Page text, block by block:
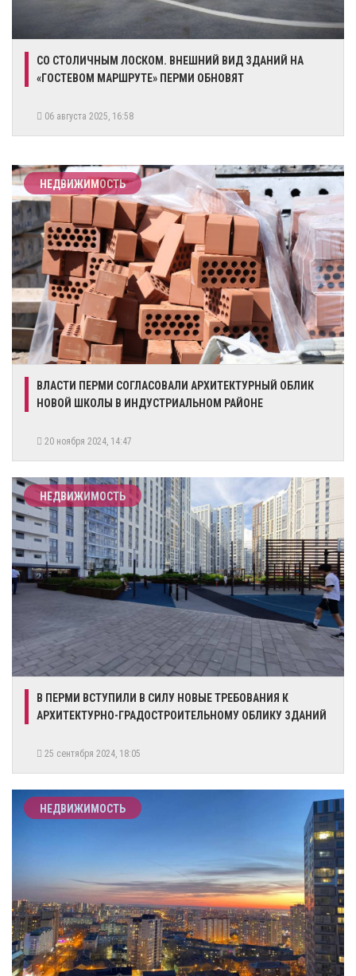
СО СТОЛИЧНЫМ ЛОСКОМ. ВНЕШНИЙ ВИД ЗДАНИЙ НА
«ГОСТЕВОМ МАРШРУТЕ» ПЕРМИ ОБНОВЯТ
06 августа 2025, 16:58
НЕДВИЖИМОСТЬ
​ВЛАСТИ ПЕРМИ СОГЛАСОВАЛИ АРХИТЕКТУРНЫЙ ОБЛИК
НОВОЙ ШКОЛЫ В ИНДУСТРИАЛЬНОМ РАЙОНЕ
20 ноября 2024, 14:47
НЕДВИЖИМОСТЬ
​В ПЕРМИ ВСТУПИЛИ В СИЛУ НОВЫЕ ТРЕБОВАНИЯ К
АРХИТЕКТУРНО-ГРАДОСТРОИТЕЛЬНОМУ ОБЛИКУ ЗДАНИЙ
25 сентября 2024, 18:05
НЕДВИЖИМОСТЬ